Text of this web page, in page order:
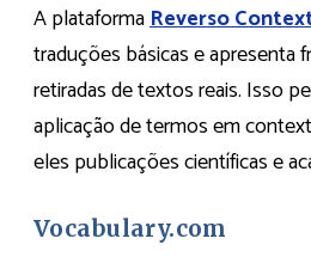
A plataformaReverso
traduções básicas e apresenta
retiradas de textos reais. Isso
aplicação de termos em
eles publicações científicas e
Vocabulary.com